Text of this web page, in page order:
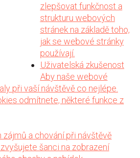
zlepšovat funkčnost a
strukturu webových
stránek na základě toho,
jak se webové stránky
používají.
Uživatelská zkušenost
Aby naše webové
při vaší návštěvě co nejlépe.
odmítnete, některé funkce z
zájmů a chování při návštěvě
šanci na zobrazení